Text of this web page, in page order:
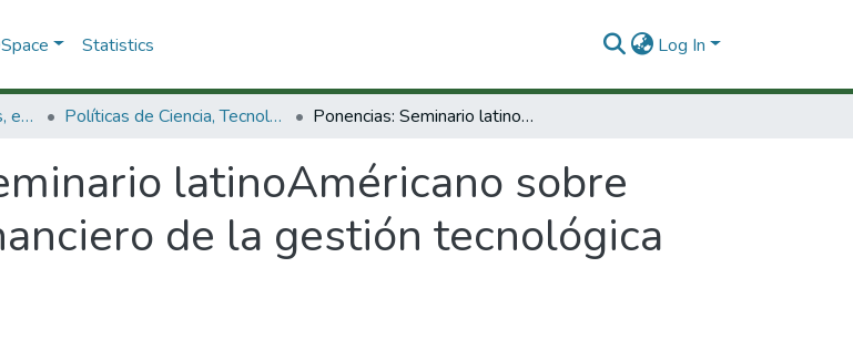
Statistics Log In
3.2.1. Políticas, estudios, evaluaciones e indicadores de CTeI Políticas de Ciencia, Tecnología e Innovación Ponencias: Seminario latinoAméricano sobre fomento institucional - financiero de la gestión tecnológica de proyectos.
latinoAméricano sobre
de la gestión tecnológica